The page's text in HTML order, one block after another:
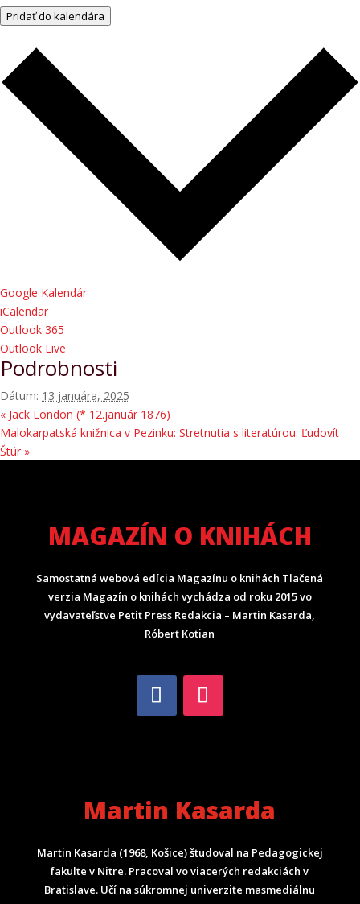
Pridať do kalendára
Google Kalendár
iCalendar
Outlook 365
Outlook Live
Podrobnosti
Dátum: 13 januára, 2025
« Jack London (* 12.január 1876)
Malokarpatská knižnica v Pezinku: Stretnutia s literatúrou: Ľudovít
Štúr »
MAGAZÍN O KNIHÁCH
Samostatná webová edícia Magazínu o knihách Tlačená
verzia Magazín o knihách vychádza od roku 2015 vo
vydavateľstve Petit Press Redakcia – Martin Kasarda,
Róbert Kotian
Martin Kasarda
Martin Kasarda (1968, Košice) študoval na Pedagogickej
fakulte v Nitre. Pracoval vo viacerých redakciách v
Bratislave. Učí na súkromnej univerzite masmediálnu